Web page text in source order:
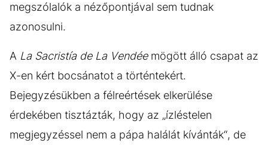
megszólalók a nézőpontjával sem tudnak
azonosulni.
A La Sacristía de La Vendéemögött álló csapat az
X-en kért bocsánatot a történtekért.
Bejegyzésükben a félreértések elkerülése
érdekében tisztázták, hogy az „ízléstelen
megjegyzéssel nem a pápa halálát kívánták“, de